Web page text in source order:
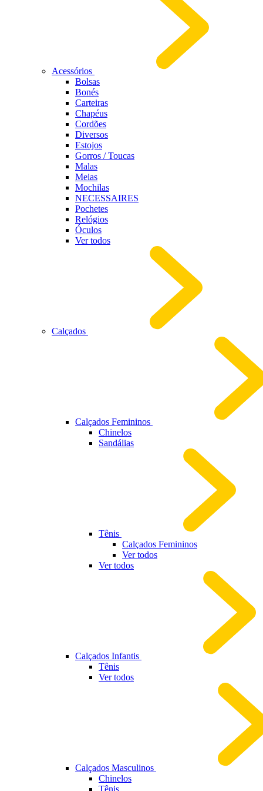
Acessórios
Bolsas
Bonés
Carteiras
Chapéus
Cordões
Diversos
Estojos
Gorros / Toucas
Malas
Meias
Mochilas
NECESSAIRES
Pochetes
Relógios
Óculos
Ver todos
Calçados
Calçados Femininos
Chinelos
Sandálias
Tênis
Calçados Femininos
Ver todos
Ver todos
Calçados Infantis
Tênis
Ver todos
Calçados Masculinos
Chinelos
Tênis